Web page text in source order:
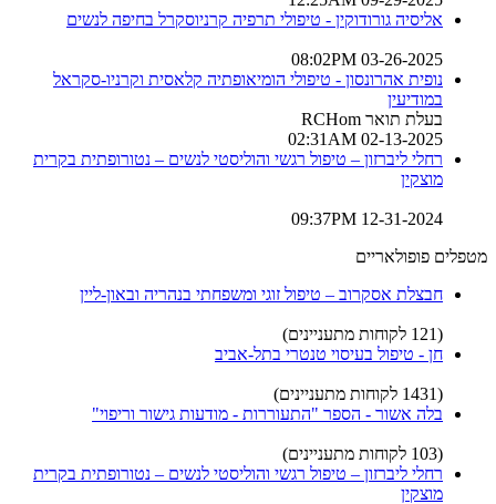
אליסיה גורודוקין - טיפולי תרפיה קרניוסקרל בחיפה לנשים
03-26-2025 08:02PM
נופית אהרונסון - טיפולי הומיאופתיה קלאסית וקרניו-סקראל
במודיעין
בעלת תואר RCHom
02-13-2025 02:31AM
רחלי ליברזון – טיפול רגשי והוליסטי לנשים – נטורופתית בקרית
מוצקין
12-31-2024 09:37PM
מטפלים פופולאריים
חבצלת אסקרוב – טיפול זוגי ומשפחתי בנהריה ובאון-ליין
(121 לקוחות מתעניינים)
חן - טיפול בעיסוי טנטרי בתל-אביב
(1431 לקוחות מתעניינים)
בלה אשור - הספר "התעוררות - מודעות גישור וריפוי"
(103 לקוחות מתעניינים)
רחלי ליברזון – טיפול רגשי והוליסטי לנשים – נטורופתית בקרית
מוצקין